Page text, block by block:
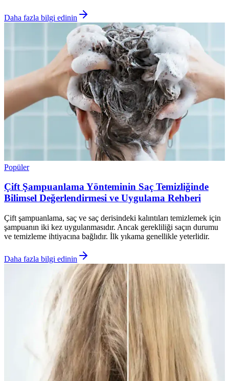
Daha fazla bilgi edinin
Popüler
Çift Şampuanlama Yönteminin Saç Temizliğinde
Bilimsel Değerlendirmesi ve Uygulama Rehberi
Çift şampuanlama, saç ve saç derisindeki kalıntıları temizlemek için
şampuanın iki kez uygulanmasıdır. Ancak gerekliliği saçın durumu
ve temizleme ihtiyacına bağlıdır. İlk yıkama genellikle yeterlidir.
Daha fazla bilgi edinin